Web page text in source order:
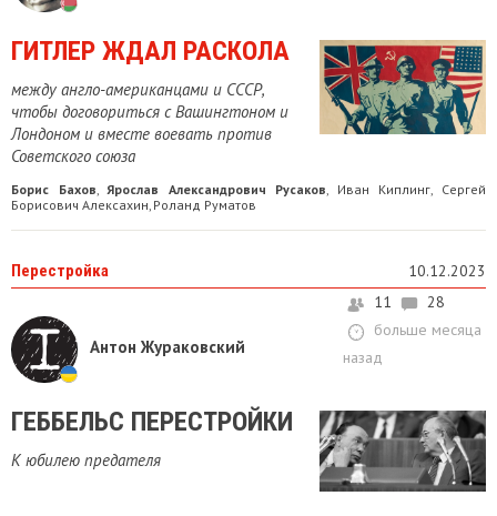
ГИТЛЕР ЖДАЛ РАСКОЛА
между англо-американцами и СССР,
чтобы договориться с Вашингтоном и
Лондоном и вместе воевать против
Советского союза
Борис Бахов,Ярослав Александрович Русаков, Иван Киплинг, Сергей
Борисович Алексахин, Роланд Руматов
Перестройка 10.12.2023
Антон Жураковский
11
28
больше месяца
назад
ГЕББЕЛЬС ПЕРЕСТРОЙКИ
К юбилею предателя